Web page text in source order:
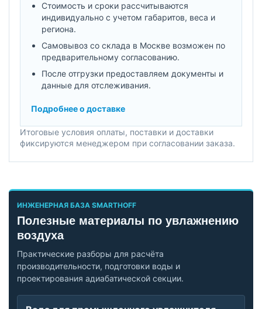
Стоимость и сроки рассчитываются
индивидуально с учетом габаритов, веса и
региона.
Самовывоз со склада в Москве возможен по
предварительному согласованию.
После отгрузки предоставляем документы и
данные для отслеживания.
Подробнее о доставке
Итоговые условия оплаты, поставки и доставки
фиксируются менеджером при согласовании заказа.
ИНЖЕНЕРНАЯ БАЗА SMARTHOFF
Полезные материалы по увлажнению
воздуха
Практические разборы для расчёта
производительности, подготовки воды и
проектирования адиабатической секции.